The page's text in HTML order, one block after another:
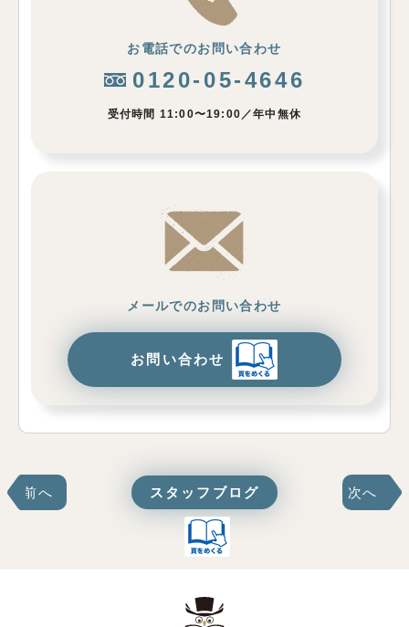
お電話でのお問い合わせ
0120-05-4646
受付時間 11:00〜19:00／年中無休
メールでのお問い合わせ
お問い合わせ
前へ スタッフブログ 次へ